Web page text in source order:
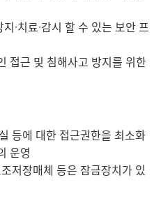
·치료·감시 할 수 있는 보안 프
접근 및 침해사고 방지를 위한
등에 대한 접근권한을 최소화
운영
저장매체 등은 잠금장치가 있